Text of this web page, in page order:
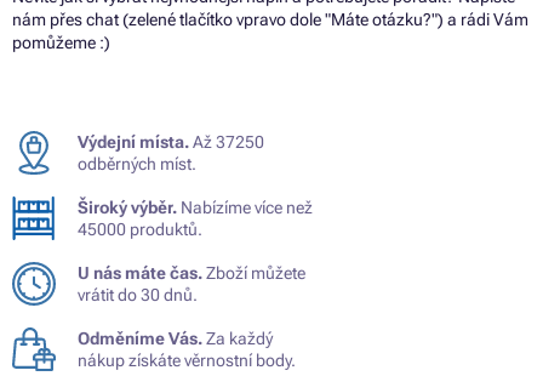
nám přes chat (zelené tlačítko vpravo dole "Máte otázku?") a rádi Vám
pomůžeme :)
Výdejní místa.Až 37250
odběrných míst.
Široký výběr. Nabízíme více než
45000 produktů.
U nás máte čas.Zboží můžete
vrátit do 30 dnů.
Odměníme Vás.Za každý
nákup získáte věrnostní body.